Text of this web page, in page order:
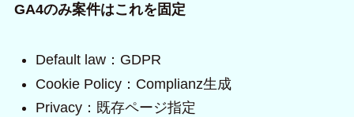
GA4のみ案件はこれを固定
Default law：GDPR
Cookie Policy：Complianz生成
Privacy：既存ページ指定